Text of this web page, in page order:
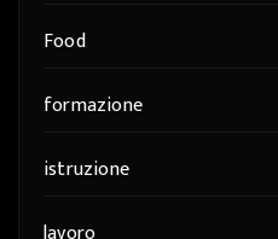
Food
formazione
istruzione